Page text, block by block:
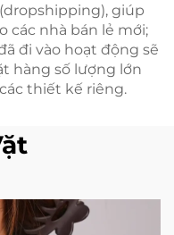
giúp
các nhà bán lẻ mới;
đi vào hoạt động sẽ
hàng số lượng lớn
thiết kế riêng.